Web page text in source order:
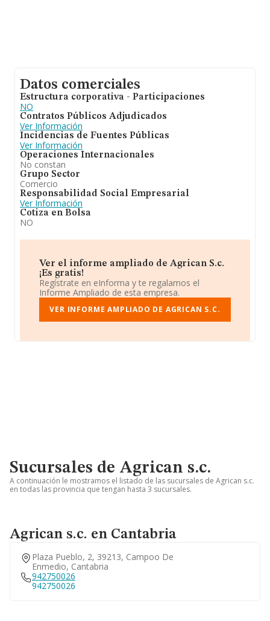
Datos comerciales
Estructura corporativa - Participaciones
NO
Contratos Públicos Adjudicados
Ver Información
Incidencias de Fuentes Públicas
Ver Información
Operaciones Internacionales
No constan
Grupo Sector
Comercio
Responsabilidad Social Empresarial
Ver Información
Cotiza en Bolsa
NO
Ver el informe ampliado de Agrican S.c.
¡Es gratis!
Regístrate en eInforma y te regalamos el
Informe Ampliado de esta empresa.
VER INFORME AMPLIADO DE AGRICAN S.C.
Sucursales de Agrican s.c.
A continuación le mostramos el listado de las sucursales de Agrican s.c.
en todas las provincia que tengan hasta 3 sucursales.
Agrican s.c. en Cantabria
Plaza Pueblo, 2, 39213, Campoo De
Enmedio, Cantabria
942750026
942750026